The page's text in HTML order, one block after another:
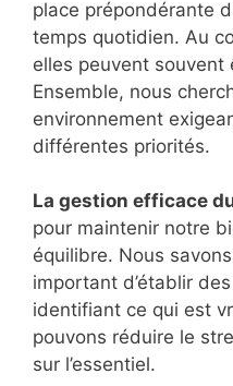
place prépondérante
temps quotidien. Au
elles peuvent souvent
Ensemble, nous
environnement
différentes priorités.
La gestion efficace
pour maintenir notre
équilibre. Nous
important d’établir
identifiant ce qui est
pouvons réduire le
sur l’essentiel.